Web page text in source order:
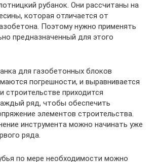
рубанок. Они рассчитаны на
которая отличается от
Поэтому нужно применять
предназначенный для этого
для газобетонных блоков
погрешности, и выравнивается
строительстве приходится
ряд, чтобы обеспечить
элементов строительства.
инструмента можно начинать уже
ряда.
по мере необходимости можно